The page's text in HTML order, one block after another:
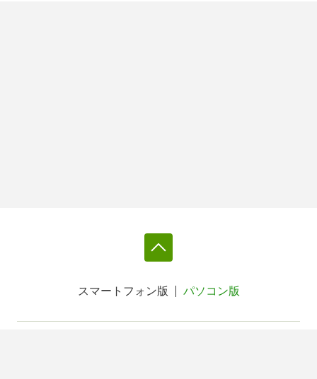
スマートフォン版 パソコン版